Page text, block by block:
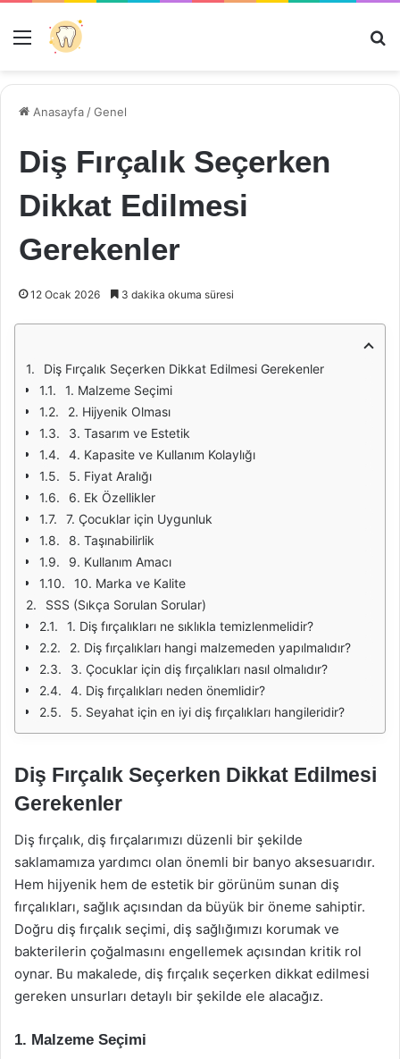
Menü
Anasayfa /Genel
Diş Fırçalık Seçerken
Dikkat Edilmesi
Gerekenler
12 Ocak 2026 3 dakika okuma süresi
Diş Fırçalık Seçerken Dikkat Edilmesi Gerekenler
1. Malzeme Seçimi
2. Hijyenik Olması
3. Tasarım ve Estetik
4. Kapasite ve Kullanım Kolaylığı
5. Fiyat Aralığı
6. Ek Özellikler
7. Çocuklar için Uygunluk
8. Taşınabilirlik
9. Kullanım Amacı
10. Marka ve Kalite
SSS (Sıkça Sorulan Sorular)
1. Diş fırçalıkları ne sıklıkla temizlenmelidir?
2. Diş fırçalıkları hangi malzemeden yapılmalıdır?
3. Çocuklar için diş fırçalıkları nasıl olmalıdır?
4. Diş fırçalıkları neden önemlidir?
5. Seyahat için en iyi diş fırçalıkları hangileridir?
Diş Fırçalık Seçerken Dikkat Edilmesi
Gerekenler
Diş fırçalık, diş fırçalarımızı düzenli bir şekilde
saklamamıza yardımcı olan önemli bir banyo aksesuarıdır.
Hem hijyenik hem de estetik bir görünüm sunan diş
fırçalıkları, sağlık açısından da büyük bir öneme sahiptir.
Doğru diş fırçalık seçimi, diş sağlığımızı korumak ve
bakterilerin çoğalmasını engellemek açısından kritik rol
oynar. Bu makalede, diş fırçalık seçerken dikkat edilmesi
gereken unsurları detaylı bir şekilde ele alacağız.
1. Malzeme Seçimi